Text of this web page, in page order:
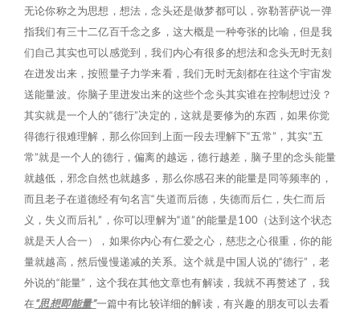
无论你称之为思想，想法，念头还是做梦都可以，弥勒菩萨说一弹
指我们有三十二亿百千念之多，这大概是一种夸张的比喻，但是我
们自己其实也可以感觉到，我们内心有很多的想法和念头无时无刻
在迸发出来，按照量子力学来看，我们无时无刻都在往这个宇宙发
送能量波。你脑子里迸发出来的这些个念头其实谁在控制想过没？
其实就是一个人的“德行”决定的，这就是要修为的东西，如果你觉
得德行很难理解，那么你回到上面一段去理解下“五常”，其实“五
常”就是一个人的德行，偏离的越远，德行越差，脑子里的念头能量
就越低，邪念自然也就越多，那么你感召来的能量是同等频率的，
而且老子在道德经有句名言“失道而后德，失德而后仁，失仁而后
义，失义而后礼”，你可以理解为“道”的能量是100（达到这个状态
就是天人合一），如果你内心有仁爱之心，慈悲之心很重，你的能
量就越高，然后慢慢递减的关系。这个就是中国人说的“德行”，老
外说的“能量”，这个我在其他文章也有解读，我就不再赘述了，我
在“思想即能量”一篇中有比较详细的解读，有兴趣的朋友可以去看